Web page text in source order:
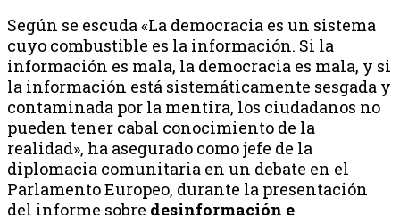
Según se escuda «La democracia es un sistema
cuyo combustible es la información. Si la
información es mala, la democracia es mala, y si
la información está sistemáticamente sesgada y
contaminada por la mentira, los ciudadanos no
pueden tener cabal conocimiento de la
realidad», ha asegurado como jefe de la
diplomacia comunitaria en un debate en el
Parlamento Europeo, durante la presentación
del informe sobre desinformación e